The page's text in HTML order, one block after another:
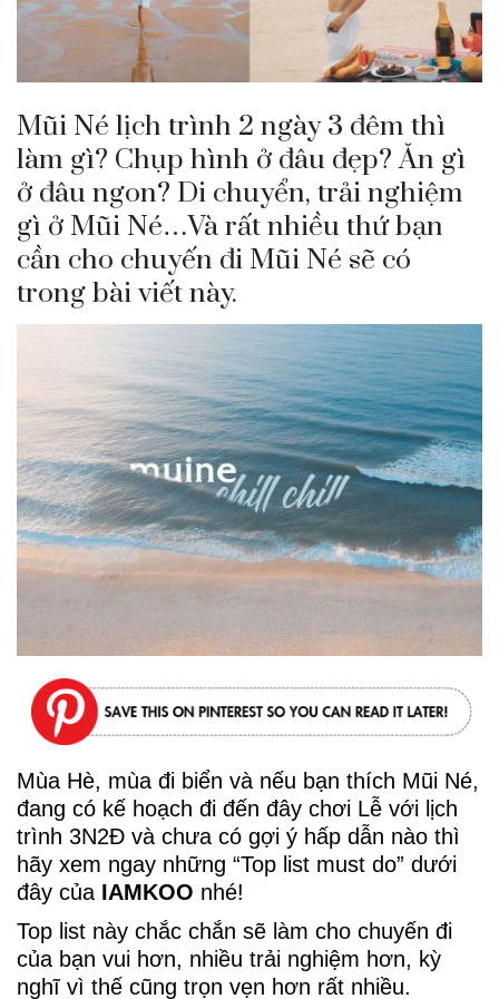
Mũi Né lịch trình 2 ngày 3 đêm thì
làm gì? Chụp hình ở đâu đẹp? Ăn gì
ở đâu ngon? Di chuyển, trải nghiệm
gì ở Mũi Né…Và rất nhiều thứ bạn
cần cho chuyến đi Mũi Né sẽ có
trong bài viết này.
Mùa Hè, mùa đi biển và nếu bạn thích Mũi Né,
đang có kế hoạch đi đến đây chơi Lễ với lịch
trình 3N2Đ và chưa có gợi ý hấp dẫn nào thì
hãy xem ngay những “Top list must do” dưới
đây của IAMKOO nhé!
Top list này chắc chắn sẽ làm cho chuyến đi
của bạn vui hơn, nhiều trải nghiệm hơn, kỳ
nghĩ vì thế cũng trọn vẹn hơn rất nhiều.